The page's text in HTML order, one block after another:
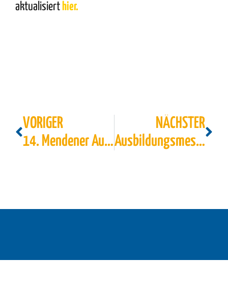
aktualisiert hier.
VORIGER
14. Mendener Ausbildungsbörse!
NÄCHSTER
Ausbildungsmesse ZAK in Lüdenscheid